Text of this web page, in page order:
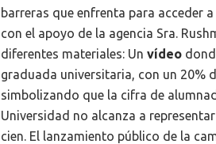
barreras que enfrenta para acceder
con el apoyo de la agencia Sra.
diferentes materiales: Un vídeo
graduada universitaria, con un 20%
simbolizando que la cifra de
Universidad no alcanza a
cien. El lanzamiento público de la